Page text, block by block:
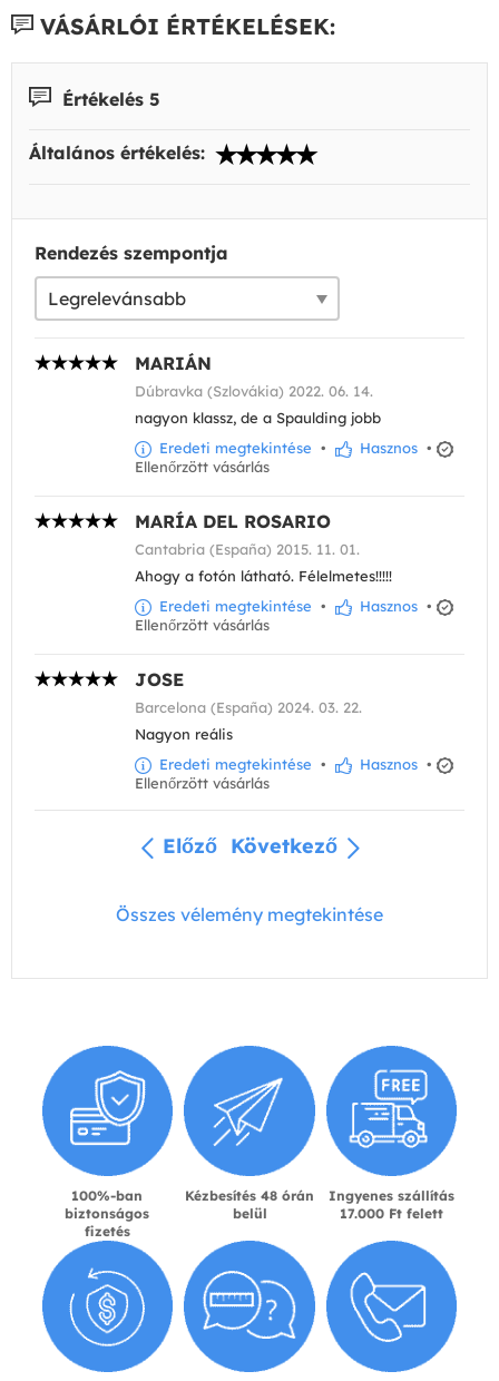
VÁSÁRLÓI ÉRTÉKELÉSEK:
Értékelés 5
Általános értékelés:
Rendezés szempontja
MARIÁN
Dúbravka (Szlovákia) 2022. 06. 14.
nagyon klassz, de a Spaulding jobb
Eredeti megtekintése • Hasznos •
Ellenőrzött vásárlás
MARÍA DEL ROSARIO
Cantabria (España) 2015. 11. 01.
Ahogy a fotón látható. Félelmetes!!!!!
Eredeti megtekintése • Hasznos •
Ellenőrzött vásárlás
JOSE
Barcelona (España) 2024. 03. 22.
Nagyon reális
Eredeti megtekintése • Hasznos •
Ellenőrzött vásárlás
Előző Következő
Összes vélemény megtekintése
100%-ban
biztonságos
fizetés
Kézbesítés 48 órán
belül
Ingyenes szállítás
17.000 Ft felett